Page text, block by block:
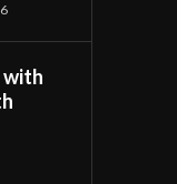
with